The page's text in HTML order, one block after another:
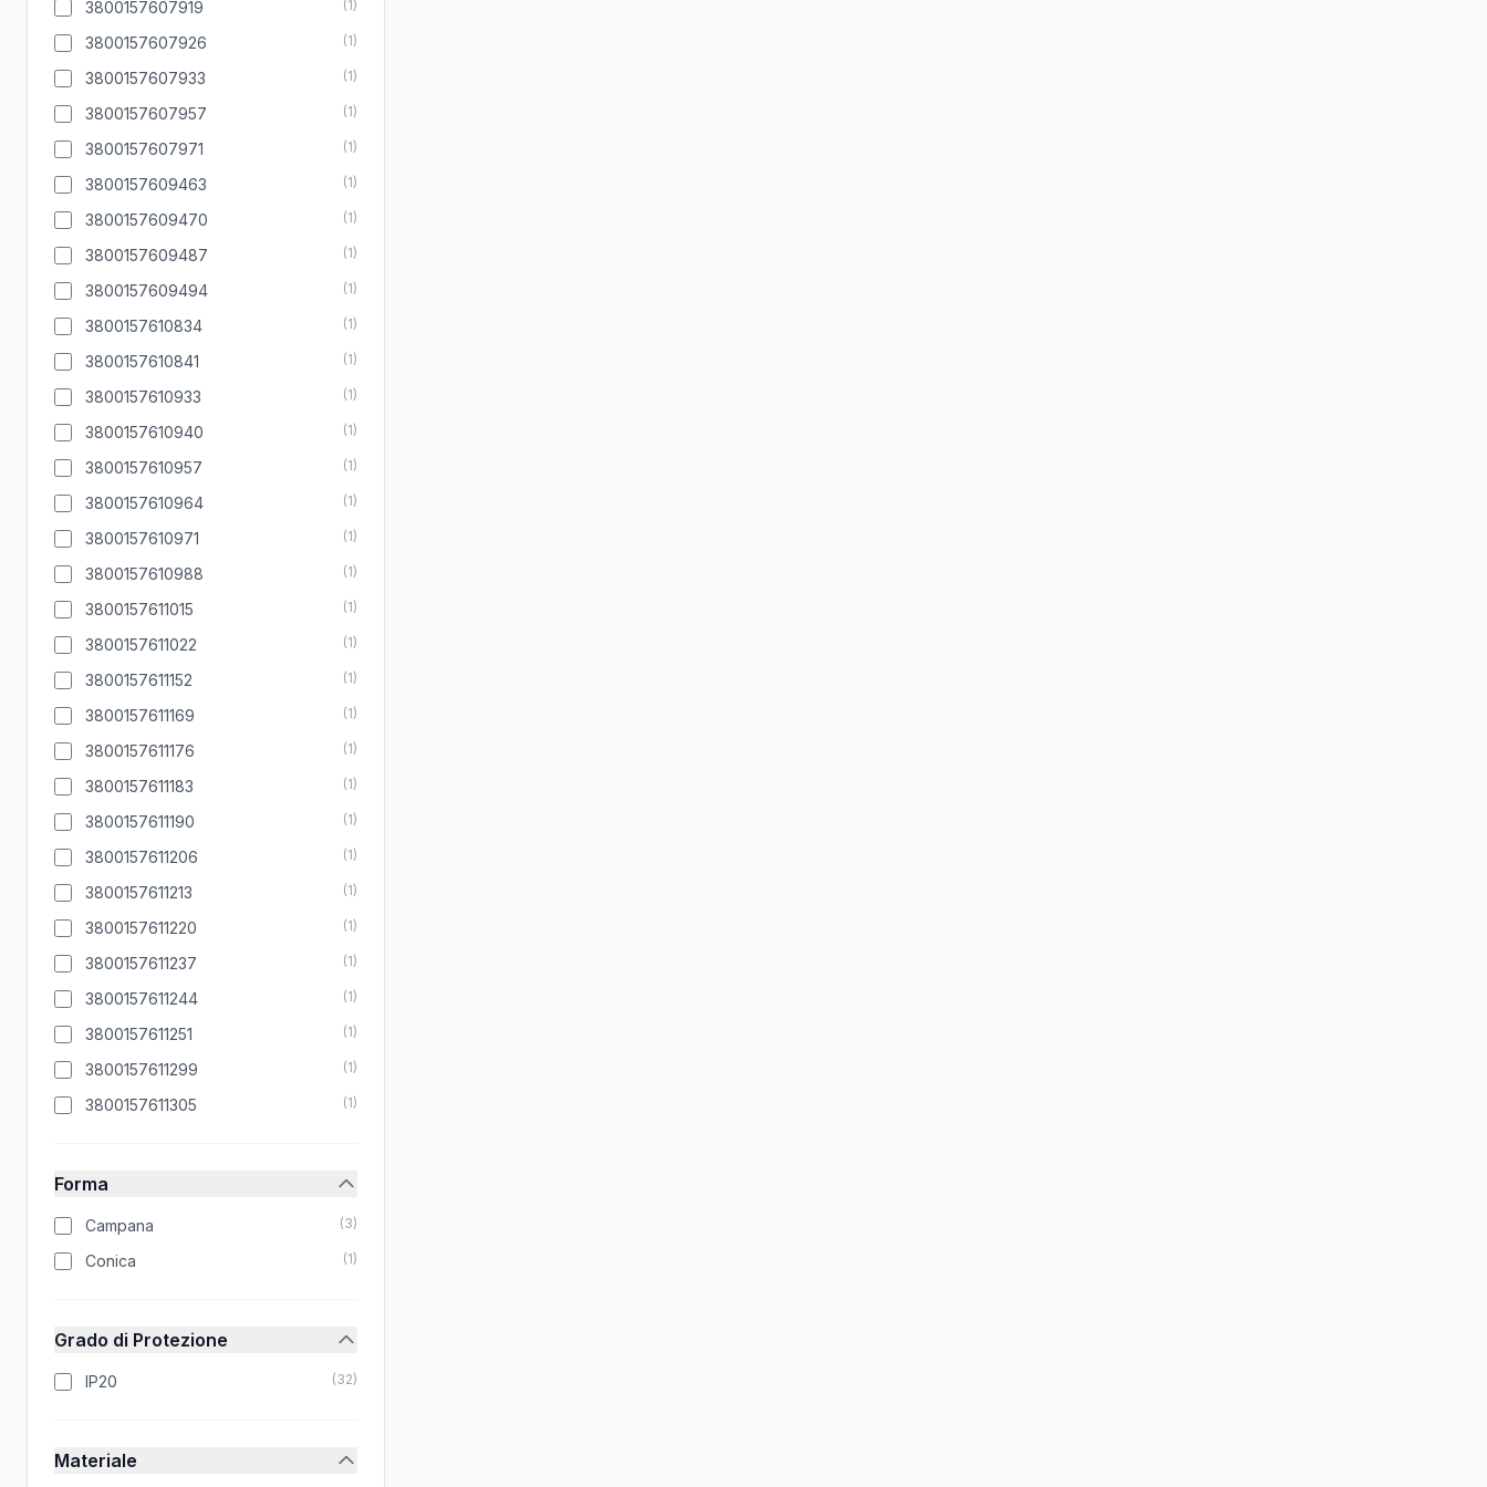
3800157607919 (1)
3800157607926 (1)
3800157607933 (1)
3800157607957 (1)
3800157607971 (1)
3800157609463 (1)
3800157609470 (1)
3800157609487 (1)
3800157609494 (1)
3800157610834 (1)
3800157610841 (1)
3800157610933 (1)
3800157610940 (1)
3800157610957 (1)
3800157610964 (1)
3800157610971 (1)
3800157610988 (1)
3800157611015 (1)
3800157611022 (1)
3800157611152 (1)
3800157611169 (1)
3800157611176 (1)
3800157611183 (1)
3800157611190 (1)
3800157611206 (1)
3800157611213 (1)
3800157611220 (1)
3800157611237 (1)
3800157611244 (1)
3800157611251 (1)
3800157611299 (1)
3800157611305 (1)
Forma
Campana (3)
Conica (1)
Grado di Protezione
IP20 (32)
Materiale